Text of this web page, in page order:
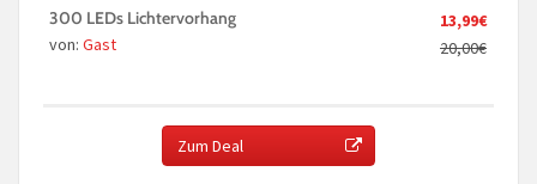
13,99€
20,00€
300 LEDs Lichtervorhang
von: Gast
Zum Deal